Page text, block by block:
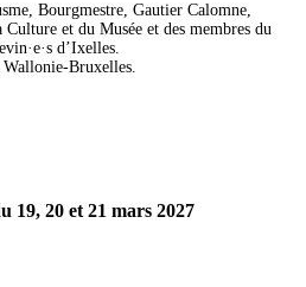
Bourgmestre, Gautier Calomne,
et du Musée et des membres du
d’Ixelles.
Bruxelles.
19, 20 et 21 mars 2027